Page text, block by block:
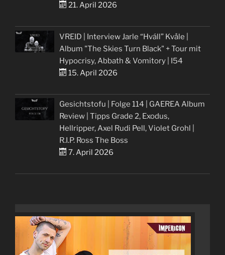
21. April 2026
VREID | Interview Jarle “Hváll” Kvåle |
Album "The Skies Turn Black" + Tour mit
Hypocrisy, Abbath & Vomitory | I54
15. April 2026
Gesichtstofu | Folge 114 | GAEREA Album
Review | Tipps Grade 2, Exodus,
Hellripper, Axel Rudi Pell, Violet Grohl |
R.I.P. Ross The Boss
7. April 2026